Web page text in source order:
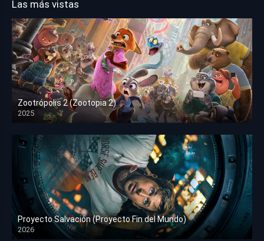
Las más vistas
Zootrópolis 2 (Zootopia 2)
2025
HD 1080p
Proyecto Salvación (Proyecto Fin del Mundo)
2026
HD 1080p